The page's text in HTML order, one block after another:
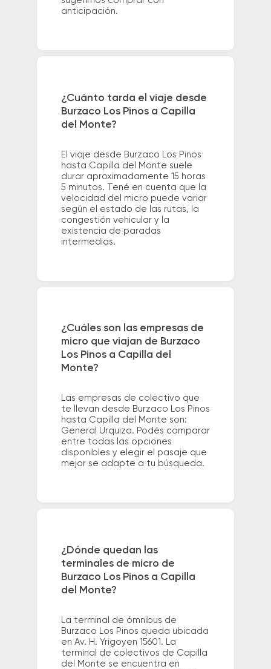
anticipación.
¿Cuánto tarda el viaje desde
Burzaco Los Pinos a Capilla
del Monte?
El viaje desde Burzaco Los Pinos
hasta Capilla del Monte suele
durar aproximadamente 15 horas
5 minutos. Tené en cuenta que la
velocidad del micro puede variar
según el estado de las rutas, la
congestión vehicular y la
existencia de paradas
intermedias.
¿Cuáles son las empresas de
micro que viajan de Burzaco
Los Pinos a Capilla del
Monte?
Las empresas de colectivo que
te llevan desde Burzaco Los Pinos
hasta Capilla del Monte son:
General Urquiza. Podés comparar
entre todas las opciones
disponibles y elegir el pasaje que
mejor se adapte a tu búsqueda.
¿Dónde quedan las
terminales de micro de
Burzaco Los Pinos a Capilla
del Monte?
La terminal de ómnibus de
Burzaco Los Pinos queda ubicada
en Av. H. Yrigoyen 15601. La
terminal de colectivos de Capilla
del Monte se encuentra en